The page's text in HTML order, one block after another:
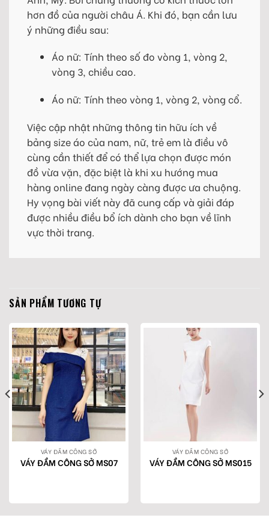
hơn đồ của người châu Á. Khi đó, bạn cần lưu
ý những điều sau:
Áo nữ: Tính theo số đo vòng 1, vòng 2,
vòng 3, chiều cao.
Áo nữ: Tính theo vòng 1, vòng 2, vòng cổ.
Việc cập nhật những thông tin hữu ích về
bảng size áo của nam, nữ, trẻ em là điều vô
cùng cần thiết để có thể lựa chọn được món
đồ vừa vặn, đặc biệt là khi xu hướng mua
hàng online đang ngày càng được ưa chuộng.
Hy vọng bài viết này đã cung cấp và giải đáp
được nhiều điều bổ ích dành cho bạn về lĩnh
vực thời trang.
SẢN PHẨM TƯƠNG TỰ
VÁY ĐẦM CÔNG SỞ
VÁY ĐẦM CÔNG SỞ MS07
VÁY ĐẦM CÔNG SỞ
VÁY ĐẦM CÔNG SỞ MS015